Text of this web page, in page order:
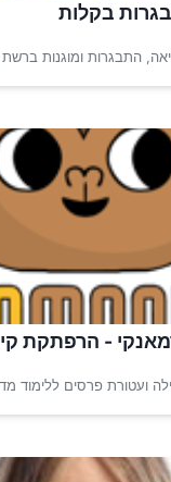
בקלות
התבגרות ומוגנות ברשת
- הרפתקת
ועטורת פרסים ללימוד